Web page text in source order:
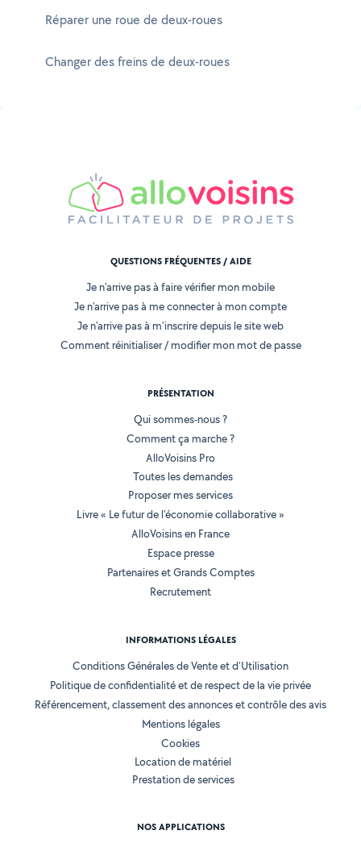
Réparer une roue de deux-roues
Changer des freins de deux-roues
QUESTIONS FRÉQUENTES / AIDE
Je n'arrive pas à faire vérifier mon mobile
Je n'arrive pas à me connecter à mon compte
Je n'arrive pas à m'inscrire depuis le site web
Comment réinitialiser / modifier mon mot de passe
PRÉSENTATION
Qui sommes-nous ?
Comment ça marche ?
AlloVoisins Pro
Toutes les demandes
Proposer mes services
Livre « Le futur de l'économie collaborative »
AlloVoisins en France
Espace presse
Partenaires et Grands Comptes
Recrutement
INFORMATIONS LÉGALES
Conditions Générales de Vente et d'Utilisation
Politique de confidentialité et de respect de la vie privée
Référencement, classement des annonces et contrôle des avis
Mentions légales
Cookies
Location de matériel
Prestation de services
NOS APPLICATIONS